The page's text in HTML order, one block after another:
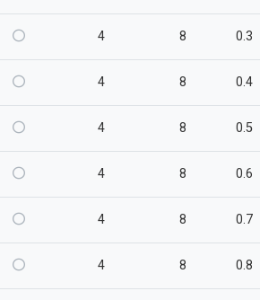
4 8 0.3
4 8 0.4
4 8 0.5
4 8 0.6
4 8 0.7
4 8 0.8